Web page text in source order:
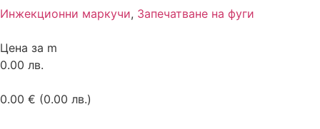
Инжекционни маркучи, Запечатване на фуги
Цена за m
0.00 лв.
0.00 € (0.00 лв.)